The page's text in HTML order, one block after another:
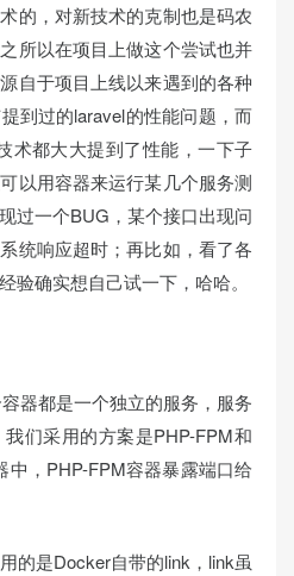
的，对新技术的克制也是码农
所以在项目上做这个尝试也并
自于项目上线以来遇到的各种
到过的laravel的性能问题，而
术都大大提到了性能，一下子
以用容器来运行某几个服务测
过一个BUG，某个接口出现问
统响应超时；再比如，看了各
验确实想自己试一下，哈哈。
器都是一个独立的服务，服务
们采用的方案是PHP-FPM和
中，PHP-FPM容器暴露端口给
的是Docker自带的link，link虽